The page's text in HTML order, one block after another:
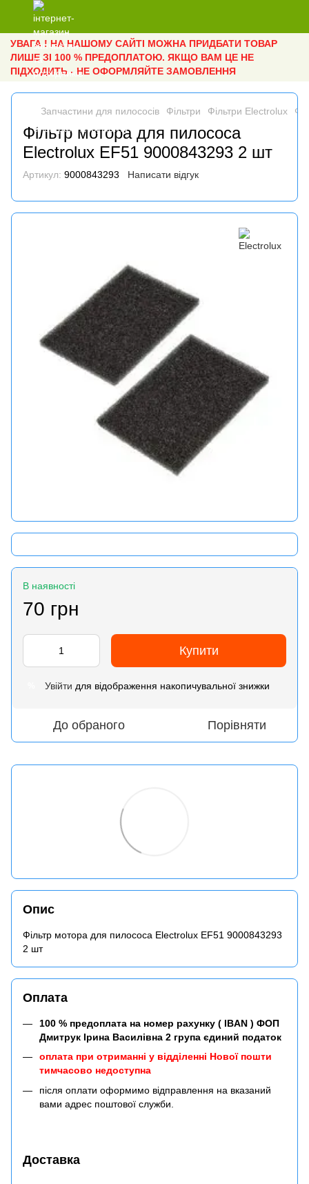
УВАГА ! НА НАШОМУ САЙТІ МОЖНА ПРИДБАТИ ТОВАР
ЛИШЕ ЗІ 100 % ПРЕДОПЛАТОЮ. ЯКЩО ВАМ ЦЕ НЕ
ПІДХОДИТЬ - НЕ ОФОРМЛЯЙТЕ ЗАМОВЛЕННЯ
Запчастини для пилососів Фільтри Фільтри Electrolux
Фільтр мотора для пилососа
Electrolux EF51 9000843293 2 шт
Артикул: 9000843293 Написати відгук
В наявності
70 грн
Купити
Увійти для відображення накопичувальної знижки
До обраного Порівняти
Опис
Фільтр мотора для пилососа Electrolux EF51 9000843293
2 шт
Оплата
100 % предоплата на номер рахунку ( IBAN ) ФОП
Дмитрук Ірина Василівна 2 група єдиний податок
оплата при отриманні у відділенні Нової пошти
тимчасово недоступна
після оплати оформимо відправлення на вказаний
вами адрес поштової служби.
Доставка